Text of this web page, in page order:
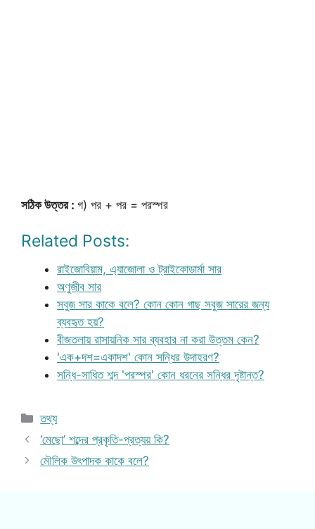
সঠিক উত্তর : গ) পর + পর = পরস্পর
Related Posts:
রাইজোবিয়াম, এ্যাজোলা ও ট্রাইকোডার্মা সার
অণুজীব সার
সবুজ সার কাকে বলে? কোন কোন গাছ সবুজ সারের জন্য
ব্যবহৃত হয়?
বীজতলায় রাসায়নিক সার ব্যবহার না করা উত্তম কেন?
'এক+দশ=একাদশ' কোন সন্ধির উদাহরণ?
সন্ধি-সাধিত শব্দ 'পরস্পর' কোন ধরনের সন্ধির দৃষ্টান্ত?
Categories
তথ্য
‘মেছো’ শব্দের প্রকৃতি-প্রত্যয় কি?
মৌলিক উৎপাদক কাকে বলে?